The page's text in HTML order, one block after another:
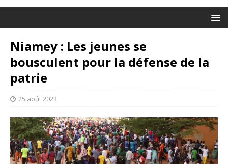
Niamey : Les jeunes se
bousculent pour la défense de la
patrie
25 août 2023